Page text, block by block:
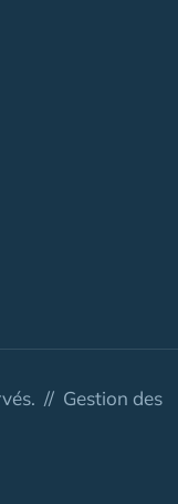
// Gestion des